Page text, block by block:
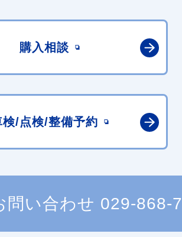
購入相談
検/点検/整備予約
問い合わせ 029-868-